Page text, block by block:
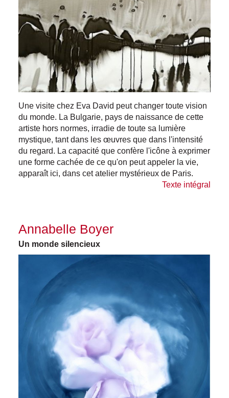
Une visite chez Eva David peut changer toute vision
du monde. La Bulgarie, pays de naissance de cette
artiste hors normes, irradie de toute sa lumière
mystique, tant dans les œuvres que dans l'intensité
du regard. La capacité que confère l'icône à exprimer
une forme cachée de ce qu'on peut appeler la vie,
apparaît ici, dans cet atelier mystérieux de Paris.
Texte intégral
Annabelle Boyer
Un monde silencieux